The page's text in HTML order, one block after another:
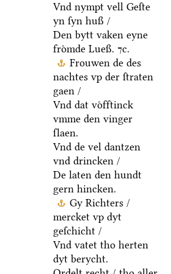
Vnd nympt vell Geſte
yn ſyn huß /
Den bytt vaken eyne
froͤmde Lueß. ⁊c.
Frouwen de des
nachtes vp der ſtraten
gaen /
Vnd dat voͤfftinck
vmme den vinger
ſlaen.
Vnd de vel dantzen
vnd drincken /
De laten den hundt
gern hincken.
Gy Richters /
mercket vp dyt
geſchicht /
Vnd vatet tho herten
dyt berycht.